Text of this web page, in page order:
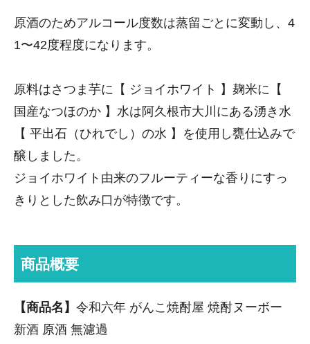
原酒のためアルコール度数は蒸留ごとに変動し、4
1〜42度程度になります。
原料はさつま芋に【 ジョイホワイト 】麹米に【
国産なつほのか 】水は阿久根市大川にある湧き水
【 平出石（ひれでし）の水 】を使用し甕仕込みで
醸しました。
ジョイホワイト由来のフルーティーな香りにすっ
きりとした飲み口が特徴です。
商品概要
【商品名】 令和六年 がんこ焼酎屋 焼酎ヌーボー
新酒 原酒 無濾過